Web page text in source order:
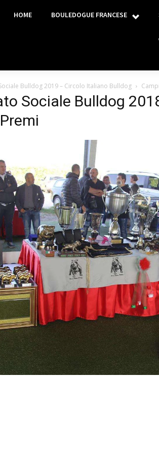
HOME BOULEDOGUE FRANCESE
Bulldog 2019 – Circolo Italiano Bulldog
Sociale Bulldog